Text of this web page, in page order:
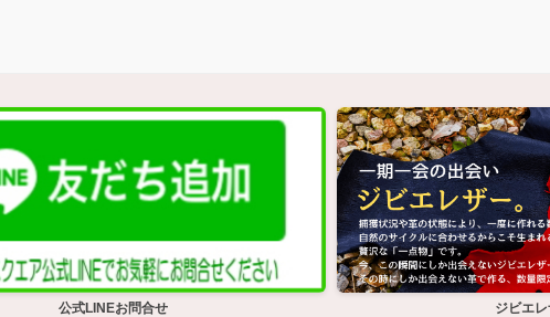
公式LINEお問合せ ジビエ